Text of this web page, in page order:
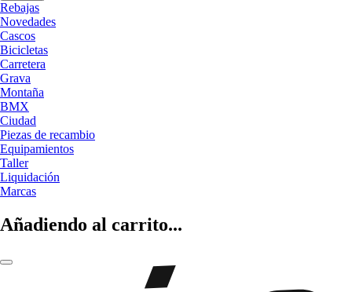
Rebajas
Novedades
Cascos
Bicicletas
Carretera
Grava
Montaña
BMX
Ciudad
Piezas de recambio
Equipamientos
Taller
Liquidación
Marcas
Añadiendo al carrito...